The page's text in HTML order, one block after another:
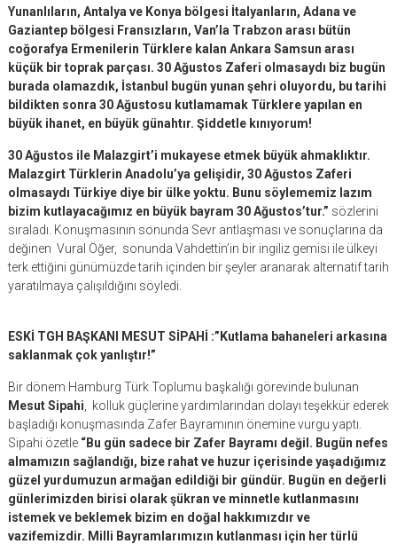
Yunanlıların, Antalya ve Konya bölgesi İtalyanların, Adana ve
Gaziantep bölgesi Fransızların, Van’la Trabzon arası bütün
coğorafya Ermenilerin Türklere kalan Ankara Samsun arası
küçük bir toprak parçası. 30 Ağustos Zaferi olmasaydı biz bugün
burada olamazdık, İstanbul bugün yunan şehri oluyordu, bu tarihi
bildikten sonra 30 Ağustosu kutlamamak Türklere yapılan en
büyük ihanet, en büyük günahtır. Şiddetle kınıyorum!
30 Ağustos ile Malazgirt’i mukayese etmek büyük ahmaklıktır.
Malazgirt Türklerin Anadolu’ya gelişidir, 30 Ağustos Zaferi
olmasaydı Türkiye diye bir ülke yoktu. Bunu söylememiz lazım
bizim kutlayacağımız en büyük bayram 30 Ağustos’tur.” sözlerini
sıraladı. Konuşmasının sonunda Sevr antlaşması ve sonuçlarına da
değinen Vural Öğer, sonunda Vahdettin’in bir ingiliz gemisi ile ülkeyi
terk ettiğini günümüzde tarih içinden bir şeyler aranarak alternatif tarih
yaratılmaya çalışıldığını söyledi.
ESKİ TGH BAŞKANI MESUT SİPAHİ :”Kutlama bahaneleri arkasına
saklanmak çok yanlıştır!”
Bir dönem Hamburg Türk Toplumu başkalığı görevinde bulunan
Mesut Sipahi , kolluk güçlerine yardımlarından dolayı teşekkür ederek
başladığı konuşmasında Zafer Bayramının önemine vurgu yaptı.
Sipahi özetle“Bu gün sadece bir Zafer Bayramı değil. Bugün nefes
almamızın sağlandığı, bize rahat ve huzur içerisinde yaşadığımız
güzel yurdumuzun armağan edildiği bir gündür. Bugün en değerli
günlerimizden birisi olarak şükran ve minnetle kutlanmasını
istemek ve beklemek bizim en doğal hakkımızdır ve
vazifemizdir. Milli Bayramlarımızın kutlanması için her türlü